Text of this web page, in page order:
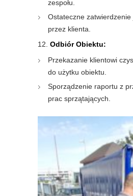
zespołu.
Ostateczne
przez klienta.
Odbiór Obiektu:
Przekazanie klientowi
do użytku obiektu.
Sporządzenie raportu z
prac sprzątających.